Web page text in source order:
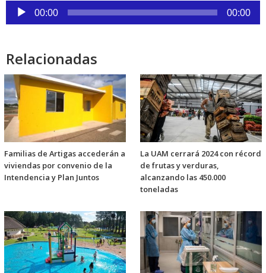
Reproductor
de
00:00 00:00
Relacionadas
Familias de Artigas accederán a
viviendas por convenio de la
Intendencia y Plan Juntos
La UAM cerrará 2024 con récord
de frutas y verduras,
alcanzando las 450.000
toneladas